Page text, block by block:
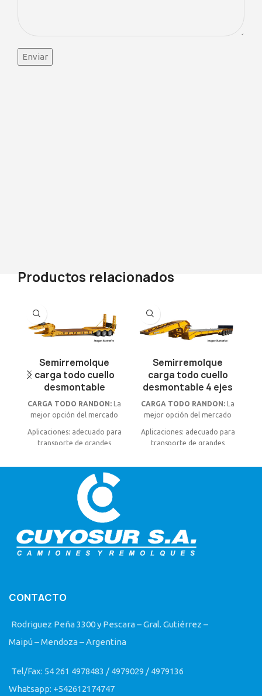
Productos relacionados
Semirremolque
carga todo cuello
desmontable
CARGA TODO RANDON: La
mejor opción del mercado
Aplicaciones: adecuado para
transporte de grandes
vial, industria petrolera,
grúas, maquinas
cosechadoras.
Semirremolque
carga todo cuello
desmontable 4 ejes
CARGA TODO RANDON: La
mejor opción del mercado
Aplicaciones: adecuado para
transporte de grandes
vial, industria petrolera,
CONTACTO
Rodriguez Peña 3300 y Pescara – Gral. Gutiérrez –
Maipú – Mendoza – Argentina
Tel/Fax: 54 261 4978483 / 4979029 / 4979136
Whatsapp: +542612174747